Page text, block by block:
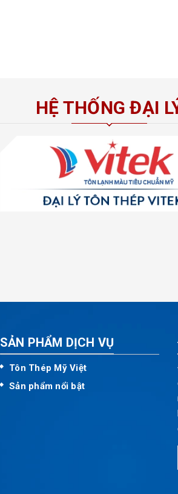
HỆ THỐNG ĐẠI
SẢN PHẨM DỊCH VỤ
Tôn Thép Mỹ Việt
Sản phẩm nổi bật